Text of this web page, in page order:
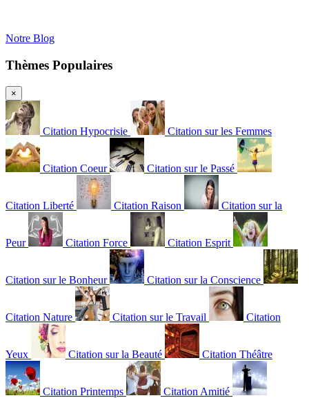
Notre Blog
Thèmes Populaires
×
Citation Hypocrisie Citation sur les Femmes
Citation Coeur Citation sur le Passé
Citation Liberté Citation Raison Citation sur la
Peur Citation Force Citation Esprit
Citation sur le Bonheur Citation sur la Conscience
Citation Nature Citation sur le Travail Citation
Yeux Citation sur la Beauté Citation Théâtre
Citation Printemps Citation Amitié